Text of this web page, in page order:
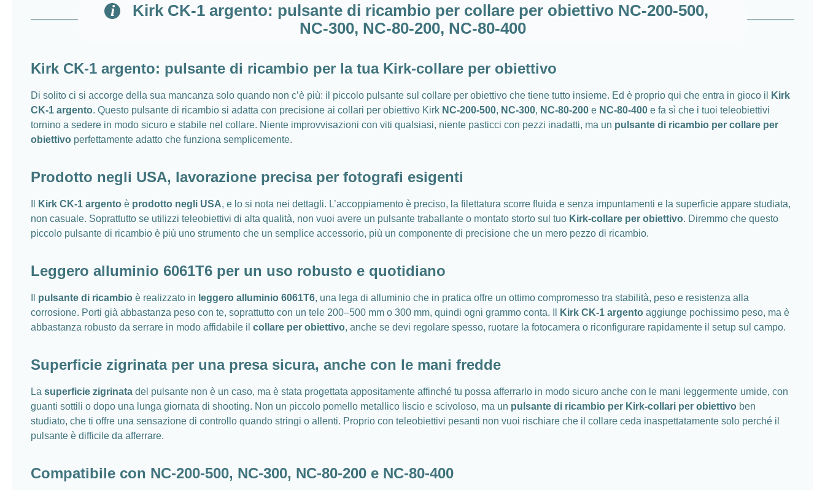
Kirk CK-1 argento: pulsante di ricambio per collare per obiettivo NC-200-500,
NC-300, NC-80-200, NC-80-400
Kirk CK-1 argento: pulsante di ricambio per la tua Kirk-collare per obiettivo
Di solito ci si accorge della sua mancanza solo quando non c’è più: il piccolo pulsante sul collare per obiettivo che tiene tutto insieme. Ed è proprio qui che entra in gioco il
Kirk
CK-1 argento. Questo pulsante di ricambio si adatta con precisione ai collari per obiettivo Kirk NC-200-500, NC-300, NC-80-200 e NC-80-400 e fa sì che i tuoi teleobiettivi
tornino a sedere in modo sicuro e stabile nel collare. Niente improvvisazioni con viti qualsiasi, niente pasticci con pezzi inadatti, ma un pulsante di ricambio per collare per
obiettivo perfettamente adatto che funziona semplicemente.
Prodotto negli USA, lavorazione precisa per fotografi esigenti
Kirk CK-1 argento è prodotto negli USA, e lo si nota nei dettagli. L’accoppiamento è preciso, la filettatura scorre fluida e senza impuntamenti e la superficie appare studiata,
non casuale. Soprattutto se utilizzi teleobiettivi di alta qualità, non vuoi avere un pulsante traballante o montato storto sul tuo Kirk-collare per obiettivo. Diremmo che questo
piccolo pulsante di ricambio è più uno strumento che un semplice accessorio, più un componente di precisione che un mero pezzo di ricambio.
Leggero alluminio 6061T6 per un uso robusto e quotidiano
pulsante di ricambio è realizzato in leggero alluminio 6061T6, una lega di alluminio che in pratica offre un ottimo compromesso tra stabilità, peso e resistenza alla
corrosione. Porti già abbastanza peso con te, soprattutto con un tele 200–500 mm o 300 mm, quindi ogni grammo conta. Il
Kirk CK-1 argento aggiunge pochissimo peso, ma è
abbastanza robusto da serrare in modo affidabile il collare per obiettivo, anche se devi regolare spesso, ruotare la fotocamera o riconfigurare rapidamente il setup sul campo.
Superficie zigrinata per una presa sicura, anche con le mani fredde
La superficie zigrinata del pulsante non è un caso, ma è stata progettata appositamente affinché tu possa afferrarlo in modo sicuro anche con le mani leggermente umide, con
guanti sottili o dopo una lunga giornata di shooting. Non un piccolo pomello metallico liscio e scivoloso, ma un pulsante di ricambio per Kirk-collari per obiettivo ben
studiato, che ti offre una sensazione di controllo quando stringi o allenti. Proprio con teleobiettivi pesanti non vuoi rischiare che il collare ceda inaspettatamente solo perché il
pulsante è difficile da afferrare.
Compatibile con NC-200-500, NC-300, NC-80-200 e NC-80-400